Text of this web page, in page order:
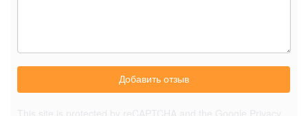
Добавить отзыв